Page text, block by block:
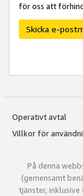
för oss att
Skicka e-
Operativt avtal
Villkor för
På denna
(gemensamt
tjänster,